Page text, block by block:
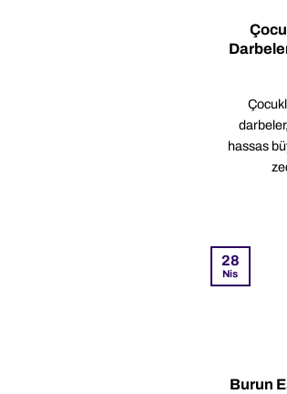
hassas
Burun
28
Nis